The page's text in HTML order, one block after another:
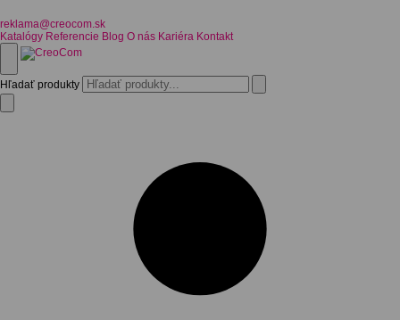
reklama@creocom.sk
Katalógy Referencie Blog O nás Kariéra Kontakt
Hľadať produkty